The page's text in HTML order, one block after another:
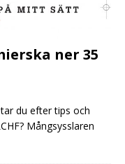
ner 35
du efter tips och
Mångsysslaren